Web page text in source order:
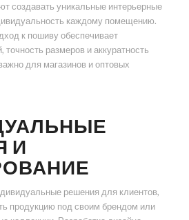
создавать уникальные интерьерные
каждому помещению.
к пошиву обеспечивает
точность размеров и аккуратность
для магазинов и оптовых
И
решения для клиентов,
продукцию под своим брендом или